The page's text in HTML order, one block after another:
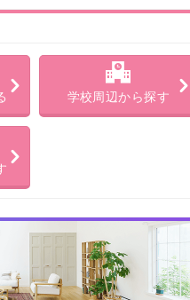
学校周辺から探す